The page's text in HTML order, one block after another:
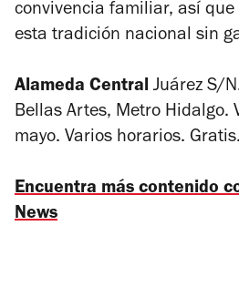
convivencia familiar, así
esta tradición nacional sin
Alameda Central Juárez S/
Bellas Artes, Metro Hidalgo.
mayo. Varios horarios. Gratis.
Encuentra más contenido
News